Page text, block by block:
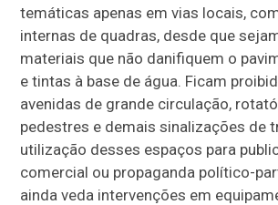
temáticas apenas em vias locais,
internas de quadras, desde que
materiais que não danifiquem o
e tintas à base de água. Ficam
avenidas de grande circulação,
pedestres e demais sinalizações de
utilização desses espaços para
comercial ou propaganda político-
ainda veda intervenções em